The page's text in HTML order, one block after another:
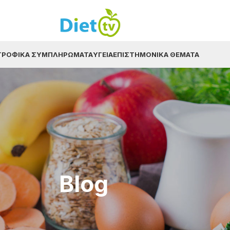
ΣΥΜΠΛΗΡΏΜΑΤΑΥΓΕΊΑΕΠΙΣΤΗΜΟΝΙΚΆ ΘΈΜΑΤΑ
Blog